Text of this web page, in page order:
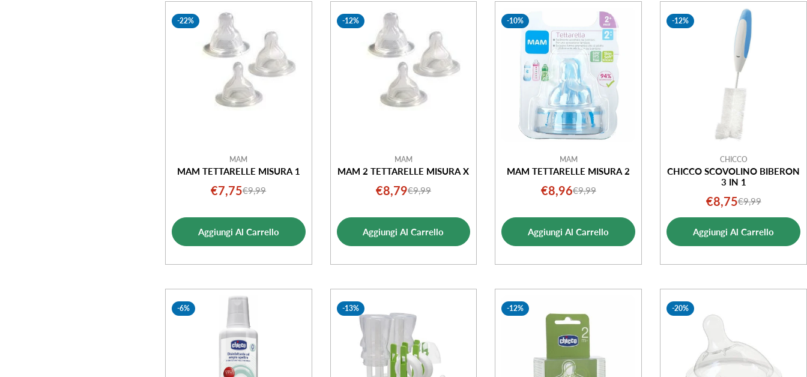
-22%
MAM
MAM TETTARELLE MISURA 1
Prezzo
vendita
€7,75Prezzo
€9,99
Aggiungi Al Carrello
-12%
MAM
MAM 2 TETTARELLE MISURA X
Prezzo
vendita
€8,79Prezzo
€9,99
Aggiungi Al Carrello
-10%
MAM
MAM TETTARELLE MISURA 2
Prezzo
vendita
€8,96Prezzo
€9,99
Aggiungi Al Carrello
-12%
CHICCO
CHICCO SCOVOLINO BIBERON
3 IN 1
Prezzo
di
vendita
€8,75Prezzo
normale
€9,99
Aggiungi Al Carrello
-6% -13% -12% -20%